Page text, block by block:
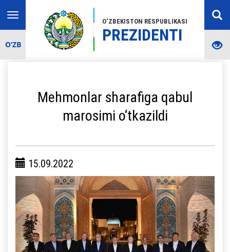
O‘ZBEKISTON RESPUBLIKASI
PREZIDENTI
Toggle
navigation
O‘ZB
Mehmonlar sharafiga qabul
marosimi o‘tkazildi
15.09.2022